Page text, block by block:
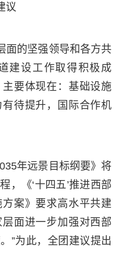
议
面的坚强领导和各方共
建设工作取得积极成
要体现在：基础设施
待提升，国际合作机
年远景目标纲要》将
，《‘十四五’推进西部
案》要求高水平共建
面进一步加强对西部
”为此，全团建议提出